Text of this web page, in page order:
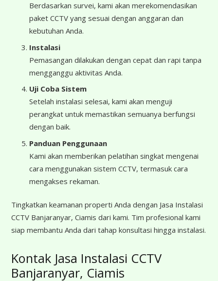
Berdasarkan survei, kami akan merekomendasikan
paket CCTV yang sesuai dengan anggaran dan
kebutuhan Anda.
Instalasi
Pemasangan dilakukan dengan cepat dan rapi tanpa
mengganggu aktivitas Anda.
Uji Coba Sistem
Setelah instalasi selesai, kami akan menguji
perangkat untuk memastikan semuanya berfungsi
dengan baik.
Panduan Penggunaan
Kami akan memberikan pelatihan singkat mengenai
cara menggunakan sistem CCTV, termasuk cara
mengakses rekaman.
Tingkatkan keamanan properti Anda dengan Jasa Instalasi
CCTV Banjaranyar, Ciamis dari kami. Tim profesional kami
siap membantu Anda dari tahap konsultasi hingga instalasi.
Kontak Jasa Instalasi CCTV
Banjaranyar, Ciamis